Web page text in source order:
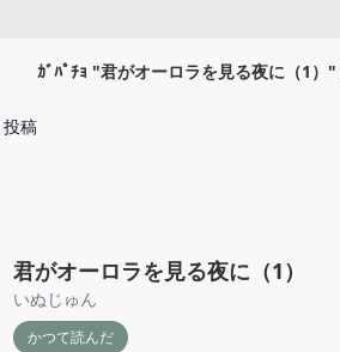
ｶﾞﾊﾟﾁｮ "君がオーロラを見る夜に（1） "
投稿
君がオーロラを見る夜に（1）
いぬじゅん
かつて読んだ